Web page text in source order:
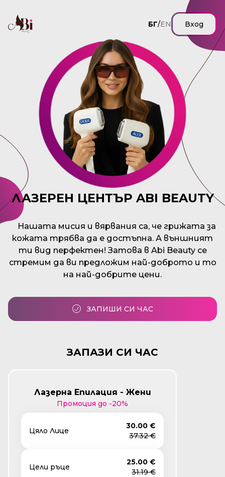
БГ/EN Вход
ЛАЗЕРЕН ЦЕНТЪР ABI BEAUTY
Нашата мисия и вярвания са, че грижата за
кожата трябва да е достъпна. А външният
ти вид перфектен! Затова в Abi Beauty сe
стремим да ви предложим най-доброто и то
на най-добрите цени.
ЗАПИШИ СИ ЧАС
ЗАПАЗИ СИ ЧАС
Лазерна Епилация - Жени
Промоция до -20%
Цяло Лице
30.00 €
37.32 €
Цели ръце
25.00 €
31.19 €